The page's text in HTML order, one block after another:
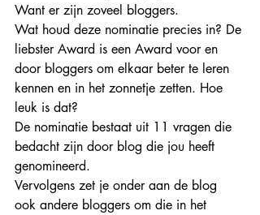
Want er zijn zoveel bloggers.
Wat houd deze nominatie precies in? De
liebster Award is een Award voor en
door bloggers om elkaar beter te leren
kennen en in het zonnetje zetten. Hoe
leuk is dat?
De nominatie bestaat uit 11 vragen die
bedacht zijn door blog die jou heeft
genomineerd.
Vervolgens zet je onder aan de blog
ook andere bloggers om die in het